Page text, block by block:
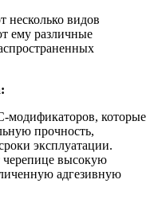
несколько видов
ему различные
которые
прочность,
эксплуатации.
черепице высокую
адгезивную